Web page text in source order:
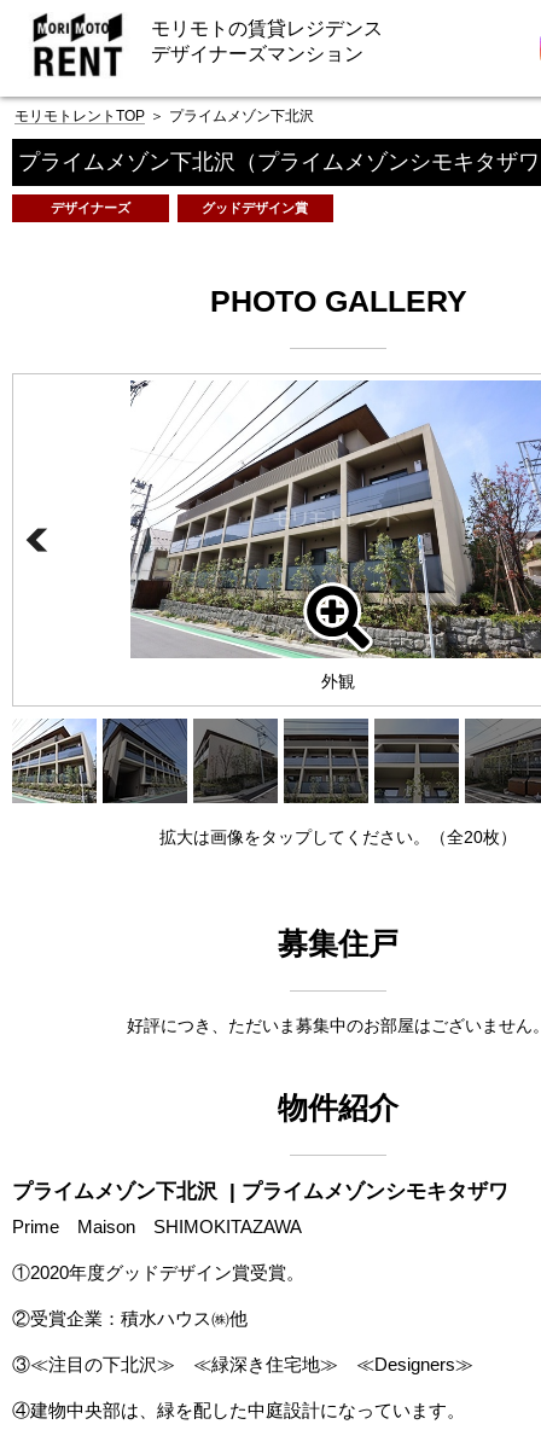
モリモトの賃貸レジデンス
デザイナーズマンション
モリモトレントTOP ＞ プライムメゾン下北沢
プライムメゾン下北沢 （プライムメゾンシモキタザ
デザイナーズ グッドデザイン賞
PHOTO GALLERY
外観
拡大は画像をタップしてください。（全20枚）
募集住戸
好評につき、ただいま募集中のお部屋はございません
物件紹介
プライムメゾン下北沢 | プライムメゾンシモキタザワ
Prime Maison SHIMOKITAZAWA
①2020年度グッドデザイン賞受賞。
②受賞企業：積水ハウス㈱他
③≪注目の下北沢≫ ≪緑深き住宅地≫ ≪Designers≫
④建物中央部は、緑を配した中庭設計になっています。